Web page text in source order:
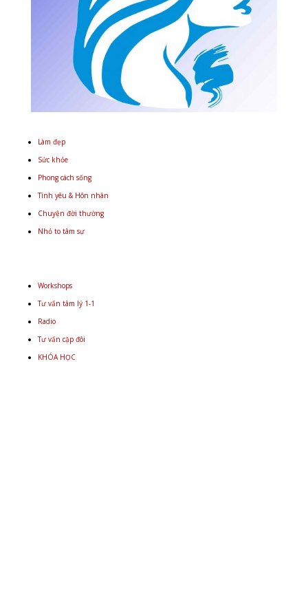
Làm đẹp
Sức khỏe
Phong cách sống
Tình yêu & Hôn nhân
Chuyện đời thường
Nhỏ to tâm sự
Workshops
Tư vấn tâm lý 1-1
Radio
Tư vấn cặp đôi
KHÓA HỌC